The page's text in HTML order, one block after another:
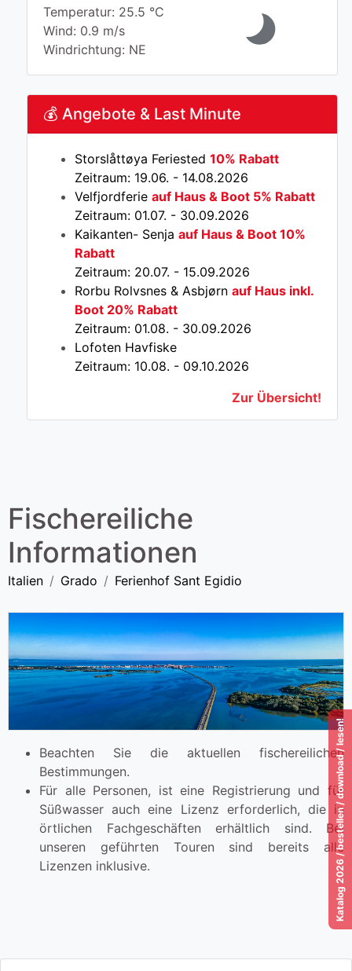
Katalog 2026 / bestellen / download / lesen!
Temperatur: 25.5 °C
Wind: 0.9 m/s
Windrichtung: NE
💰 Angebote & Last Minute
Storslåttøya Feriested 10% Rabatt
Zeitraum: 19.06. - 14.08.2026
Velfjordferie auf Haus & Boot 5% Rabatt
Zeitraum: 01.07. - 30.09.2026
Kaikanten- Senja auf Haus & Boot 10%
Rabatt
Zeitraum: 20.07. - 15.09.2026
Rorbu Rolvsnes & Asbjørn auf Haus inkl.
Boot 20% Rabatt
Zeitraum: 01.08. - 30.09.2026
Lofoten Havfiske
Zeitraum: 10.08. - 09.10.2026
Zur Übersicht!
Fischereiliche
Informationen
Italien Grado Ferienhof Sant Egidio
Beachten Sie die aktuellen fischereilichen
Bestimmungen.
Für alle Personen, ist eine Registrierung und für
Süßwasser auch eine Lizenz erforderlich, die in
örtlichen Fachgeschäften erhältlich sind. Bei
unseren geführten Touren sind bereits alle
Lizenzen inklusive.